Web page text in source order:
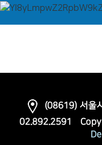
(08619) 서울
02.892.2591